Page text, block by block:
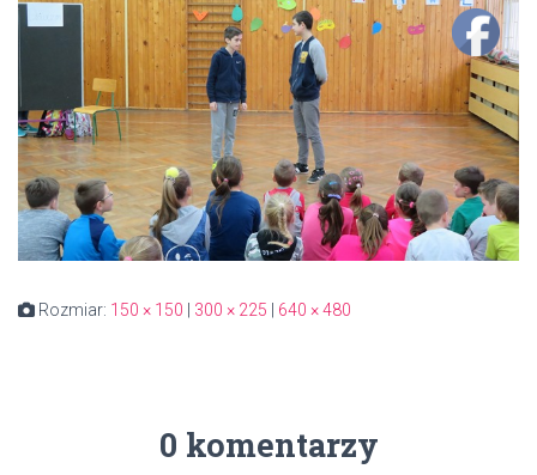
Rozmiar: 150 × 150 | 300 × 225 | 640 × 480
0 komentarzy